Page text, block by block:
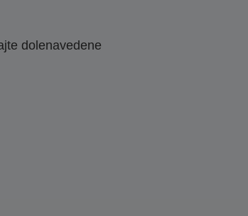
dolenavedene